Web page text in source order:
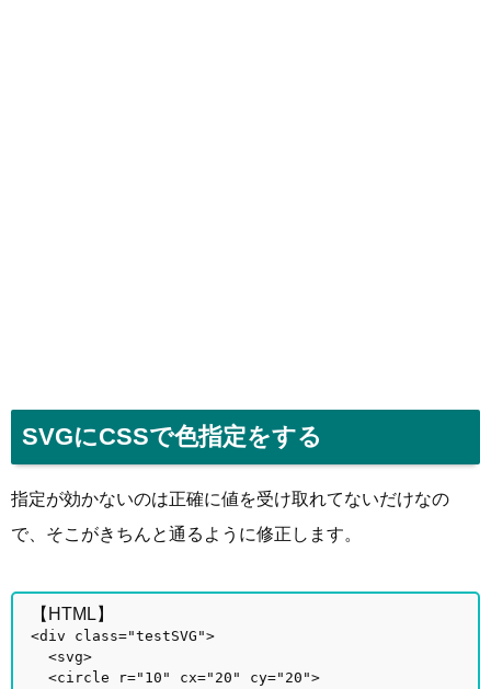
SVGにCSSで色指定をする
指定が効かないのは正確に値を受け取れてないだけなの
で、そこがきちんと通るように修正します。
【HTML】
<div class="testSVG">
<svg>
<circle r="10" cx="20" cy="20">